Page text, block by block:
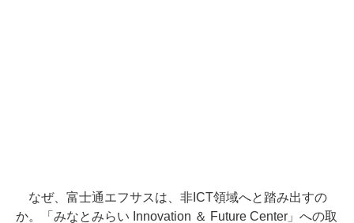
なぜ、富士通エフサスは、非ICT領域へと踏み出すの
か。「みなとみらい Innovation ＆ Future Center」への取